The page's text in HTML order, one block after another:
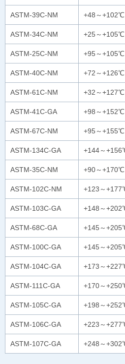
ASTM-39C-NM +48～+102℃
ASTM-34C-NM +25～+105℃
ASTM-25C-NM +95～+105℃
ASTM-40C-NM +72～+126℃
ASTM-61C-NM +32～+127℃
ASTM-41C-GA +98～+152℃
ASTM-67C-NM +95～+155℃
ASTM-134C-GA +144～
ASTM-35C-NM +90～+170℃
ASTM-102C-NM +123～
ASTM-103C-GA +148～
ASTM-68C-GA +145～
ASTM-100C-GA +145～
ASTM-104C-GA +173～
ASTM-111C-GA +170～
ASTM-105C-GA +198～
ASTM-106C-GA +223～
ASTM-107C-GA +248～